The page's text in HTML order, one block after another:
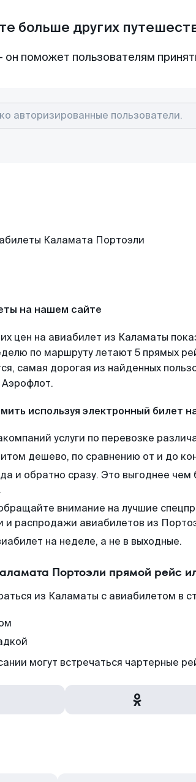
больше других
поможет пользователям
на нашем сайте
цен на авиабилет из Каламаты
по маршруту летают 5 прямых
самая дорогая из найденных
используя электронный билет
услуги по перевозке
дешево, по сравнению от и до
и обратно сразу. Это выгоднее
внимание на лучшие
и распродажи авиабилетов из
на неделе, а не в выходные.
Портоэли прямой рейс
из Каламаты с авиабилетом в
могут встречаться чартерные